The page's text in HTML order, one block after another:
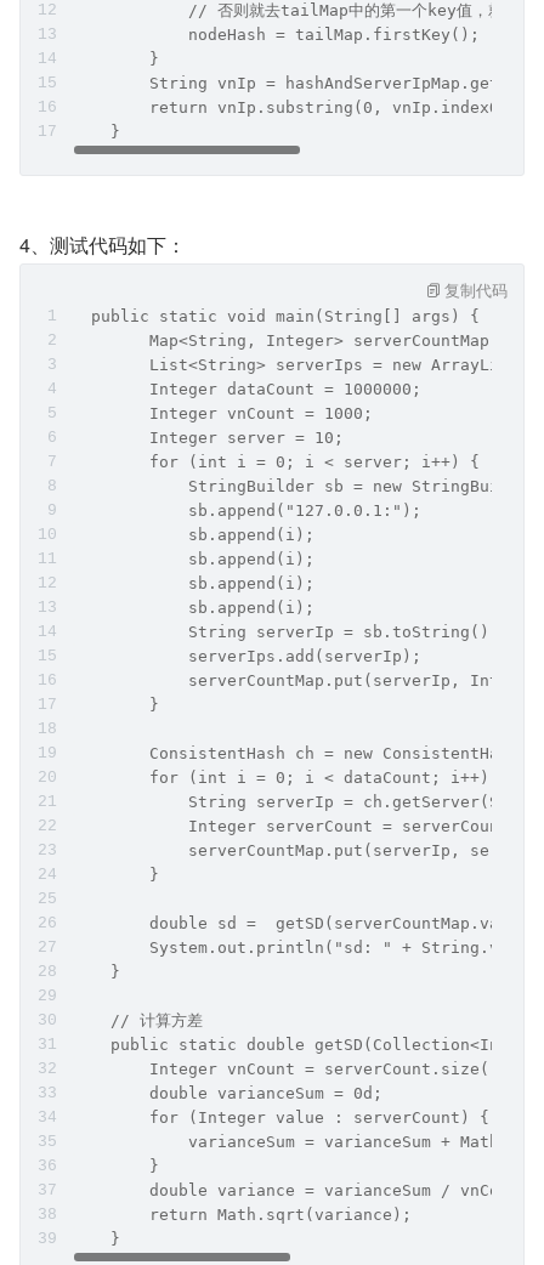
// 否则就去tailMap中的第一个key值，就是对
            nodeHash = tailMap.firstKey();
        }
String vnIp =
return vnIp.substring(0,
    }
4、测试代码如下：
  public static void main(String[] args) {
Map<String, Integer> serverCountMap =
List<String> serverIps = new
        Integer dataCount = 1000000;
        Integer vnCount = 1000;
        Integer server = 10;
        for (int i = 0; i < server; i++) {
StringBuilder sb = new
            sb.append("127.0.0.1:");
            sb.append(i);
            sb.append(i);
            sb.append(i);
            sb.append(i);
            String serverIp = sb.toString();
            serverIps.add(serverIp);
serverCountMap.put(serverIp,
        }
ConsistentHash ch = new
        for (int i = 0; i < dataCount; i++) {
String serverIp =
Integer serverCount =
serverCountMap.put(serverIp,
        }
double sd =
System.out.println("sd: " +
    }
    // 计算方差
public static double
        Integer vnCount = serverCount.size();
        double varianceSum = 0d;
        for (Integer value : serverCount) {
varianceSum = varianceSum +
        }
        double variance = varianceSum / vnCount;
        return Math.sqrt(variance);
    }
复制代码